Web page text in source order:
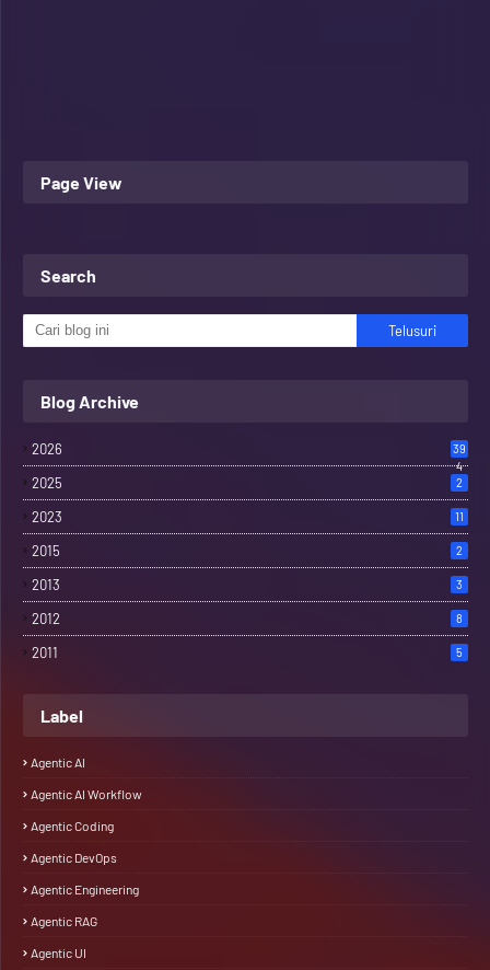
Page View
Search
Blog Archive
2026
39
4
2025 2
2023 11
2015 2
2013 3
2012 8
2011 5
Label
Agentic AI
Agentic AI Workflow
Agentic Coding
Agentic DevOps
Agentic Engineering
Agentic RAG
Agentic UI